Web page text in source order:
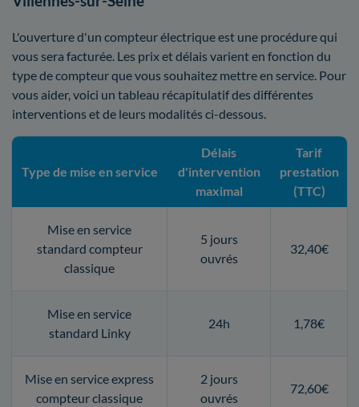
L'ouverture d'un compteur électrique est une procédure qui
vous sera facturée. Les prix et délais varient en fonction du
type de compteur que vous souhaitez mettre en service. Pour
vous aider, voici un tableau récapitulatif des différentes
interventions et de leurs modalités ci-dessous.
Type de mise en service
Délais
d'intervention
maximal
Tarif
prestation
(TTC)
Mise en service
standard compteur
classique
5 jours
ouvrés
32,40€
Mise en service
standard Linky
24h 1,78€
Mise en service express
compteur classique
2 jours
ouvrés
72,60€